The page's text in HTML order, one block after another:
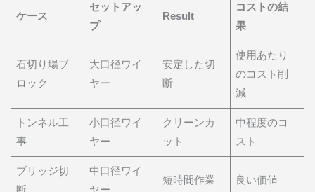
ケース
セットアッ
プ
Result
コストの結
果
石切り場ブ
ロック
大口径ワイ
ヤー
安定した切
断
使用あたり
のコスト削
減
トンネル工
事
小口径ワイ
ヤー
クリーンカ
ット
中程度のコ
スト
ブリッジ切
断
中口径ワイ
ヤー
短時間作業 良い価値